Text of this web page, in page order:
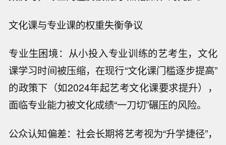
文化课与专业课的权重失衡争议
专业生困境：从小投入专业训练的艺考生，文化
课学习时间被压缩，在现行“文化课门槛逐步提高”
的政策下（如2024年起艺考文化课要求提升），
面临专业能力被文化成绩“一刀切”碾压的风险。
公众认知偏差：社会长期将艺考视为“升学捷径”，